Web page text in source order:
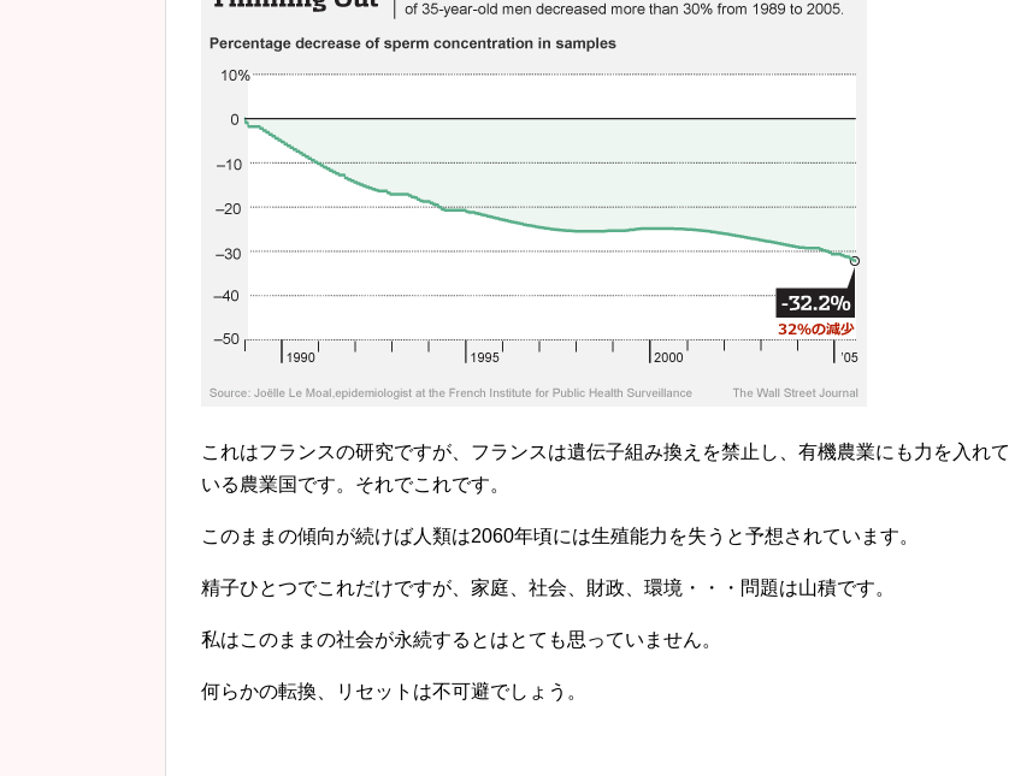
これはフランスの研究ですが、フランスは遺伝子組み換えを禁止し、有機農業にも力を入れて
いる農業国です。それでこれです。
このままの傾向が続けば人類は2060年頃には生殖能力を失うと予想されています。
精子ひとつでこれだけですが、家庭、社会、財政、環境・・・問題は山積です。
私はこのままの社会が永続するとはとても思っていません。
何らかの転換、リセットは不可避でしょう。